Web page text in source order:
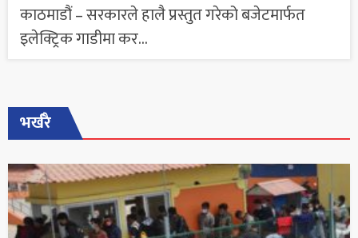
काठमाडौं – सरकारले हालै प्रस्तुत गरेको बजेटमार्फत
इलेक्ट्रिक गाडीमा कर...
भर्खरै